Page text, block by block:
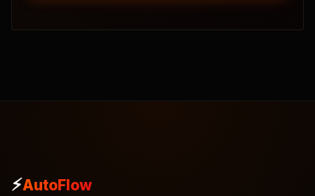
⚡AutoFlow